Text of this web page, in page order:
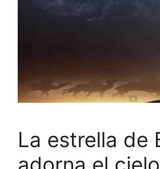
La estrella de